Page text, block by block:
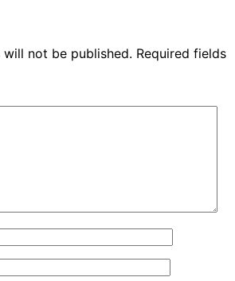
not be published. Required fields